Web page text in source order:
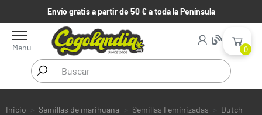
Envío gratis a partir de 50 € a toda la Península
Menu 0
Inicio Semillas de marihuana Semillas Feminizadas
Dutch